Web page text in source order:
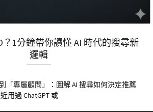
？1分鐘帶你讀懂 AI 時代的搜尋新
邏輯
「專屬顧問」：圖解 AI 搜尋如何決定推薦
用過 ChatGPT 或